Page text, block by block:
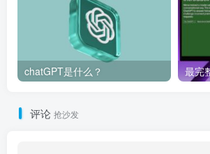
chatGPT是什么？
评论 抢沙发